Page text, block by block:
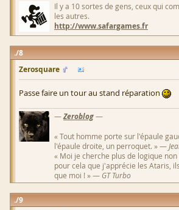
Il y a 10 sortes de gens, ceux qui
les autres.
http://www.safargames.fr
8
Zerosquare
Passe faire un tour au stand réparation
—Zeroblog—
« Tout homme porte sur l'épaule
l'épaule droite, un perroquet. » —
« Moi je cherche plus de logique
pour cela que j'apprécie les Ataris,
que moi ! » — GT Turbo
9